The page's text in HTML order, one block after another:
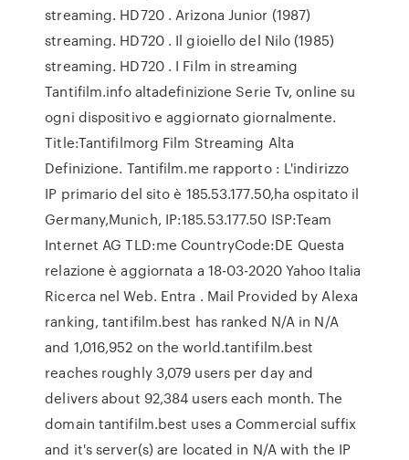
streaming. HD720 . Arizona Junior (1987)
streaming. HD720 . Il gioiello del Nilo (1985)
streaming. HD720 . I Film in streaming
Tantifilm.info altadefinizione Serie Tv, online su
ogni dispositivo e aggiornato giornalmente.
Title:Tantifilmorg Film Streaming Alta
Definizione. Tantifilm.me rapporto : L'indirizzo
IP primario del sito è 185.53.177.50,ha ospitato il
Germany,Munich, IP:185.53.177.50 ISP:Team
Internet AG TLD:me CountryCode:DE Questa
relazione è aggiornata a 18-03-2020 Yahoo Italia
Ricerca nel Web. Entra . Mail Provided by Alexa
ranking, tantifilm.best has ranked N/A in N/A
and 1,016,952 on the world.tantifilm.best
reaches roughly 3,079 users per day and
delivers about 92,384 users each month. The
domain tantifilm.best uses a Commercial suffix
and it's server(s) are located in N/A with the IP